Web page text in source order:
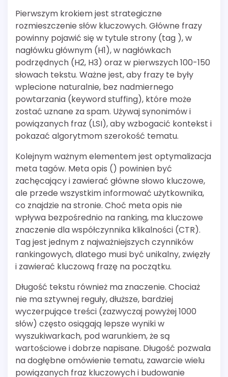
Pierwszym krokiem jest strategiczne
rozmieszczenie słów kluczowych. Główne frazy
powinny pojawić się w tytule strony (tag ), w
nagłówku głównym (H1), w nagłówkach
podrzędnych (H2, H3) oraz w pierwszych 100-150
słowach tekstu. Ważne jest, aby frazy te były
wplecione naturalnie, bez nadmiernego
powtarzania (keyword stuffing), które może
zostać uznane za spam. Używaj synonimów i
powiązanych fraz (LSI), aby wzbogacić kontekst i
pokazać algorytmom szerokość tematu.
Kolejnym ważnym elementem jest optymalizacja
meta tagów. Meta opis () powinien być
zachęcający i zawierać główne słowo kluczowe,
ale przede wszystkim informować użytkownika,
co znajdzie na stronie. Choć meta opis nie
wpływa bezpośrednio na ranking, ma kluczowe
znaczenie dla współczynnika klikalności (CTR).
Tag jest jednym z najważniejszych czynników
rankingowych, dlatego musi być unikalny, zwięzły
i zawierać kluczową frazę na początku.
Długość tekstu również ma znaczenie. Chociaż
nie ma sztywnej reguły, dłuższe, bardziej
wyczerpujące treści (zazwyczaj powyżej 1000
słów) często osiągają lepsze wyniki w
wyszukiwarkach, pod warunkiem, że są
wartościowe i dobrze napisane. Długość pozwala
na dogłębne omówienie tematu, zawarcie wielu
powiązanych fraz kluczowych i budowanie